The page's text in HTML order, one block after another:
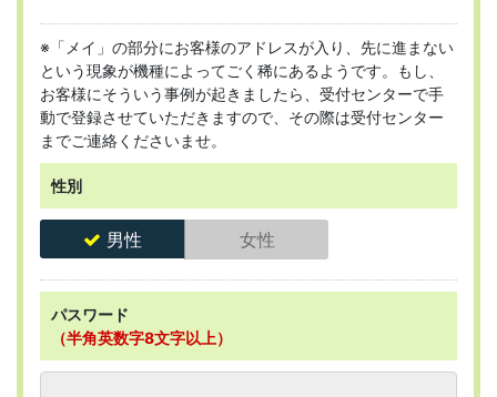
※「メイ」の部分にお客様のアドレスが入り、先に進まない
という現象が機種によってごく稀にあるようです。もし、
お客様にそういう事例が起きましたら、受付センターで手
動で登録させていただきますので、その際は受付センター
までご連絡くださいませ。
性別
男性 女性
パスワード
（半角英数字8文字以上）